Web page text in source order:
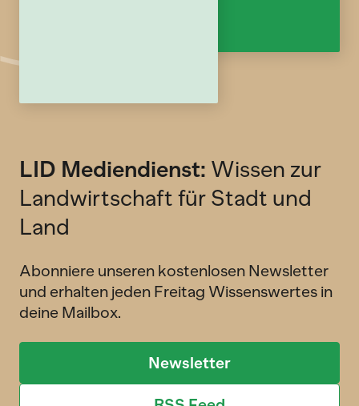
LID Mediendienst: Wissen zur
Landwirtschaft für Stadt und
Land
Abonniere unseren kostenlosen Newsletter
und erhalten jeden Freitag Wissenswertes in
deine Mailbox.
Newsletter